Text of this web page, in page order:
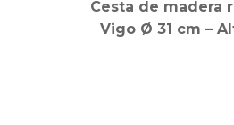
Cesta de madera
Vigo Ø 31 cm –